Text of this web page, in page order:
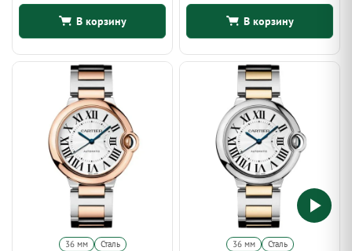
В корзину В корзину
36 мм Сталь 36 мм Сталь